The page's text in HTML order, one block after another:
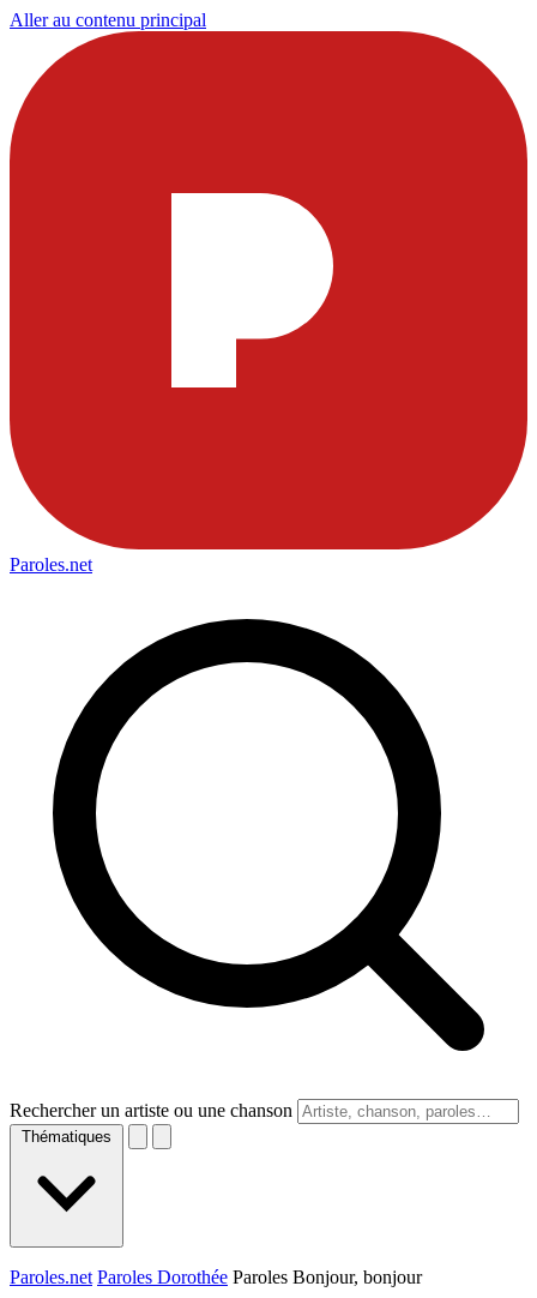
Aller au contenu principal
Paroles.net
Rechercher un artiste ou une chanson
Thématiques
Paroles.net Paroles Dorothée Paroles Bonjour, bonjour